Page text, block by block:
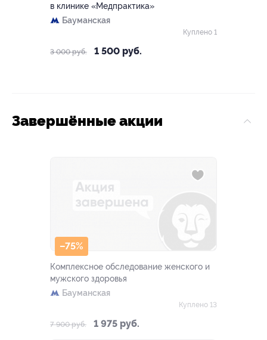
в клинике «Медпрактика»
Бауманская
3 000 руб. 1 500 руб.
Куплено 1
Завершённые акции
–75%
Комплексное обследование женского и
мужского здоровья
Бауманская
7 900 руб. 1 975 руб.
Куплено 13